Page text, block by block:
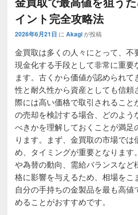
イント完全攻略法
2026年6月21日 に Akagiが投稿
金買取は多くの人々にとって、不
現金化する手段として非常に重要
ます。 古くから価値が認められて
性と耐久性から資産としても信頼
際には高い価格で取引されること
の売却を検討する場合、どのよう
べきかを理解しておくことが満足
ります。まず、金買取の市場では
め、タイミングが重要となります
や為替の動向、需給バランスなど
格に影響を与えるため、相場をこ
自分の手持ちの金製品を最も高値
めることがおすすめです。